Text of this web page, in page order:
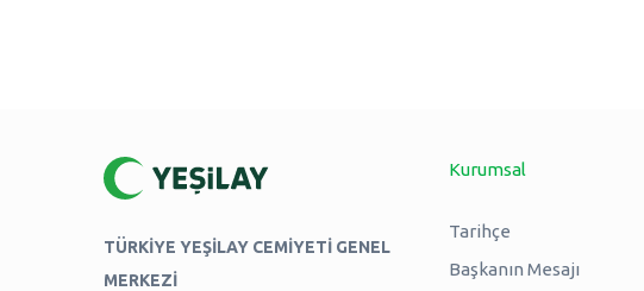
TÜRKİYE YEŞİLAY CEMİYETİ GENEL
MERKEZİ
Kurumsal
Tarihçe
Başkanın Mesajı